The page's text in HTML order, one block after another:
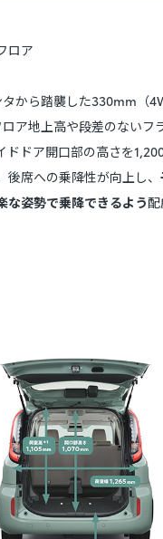
ロア
から踏襲した330mm（
ア地上高や段差のないフ
ドドア開口部の高さを
席への乗降性が向上し、
な姿勢で乗降できるよう